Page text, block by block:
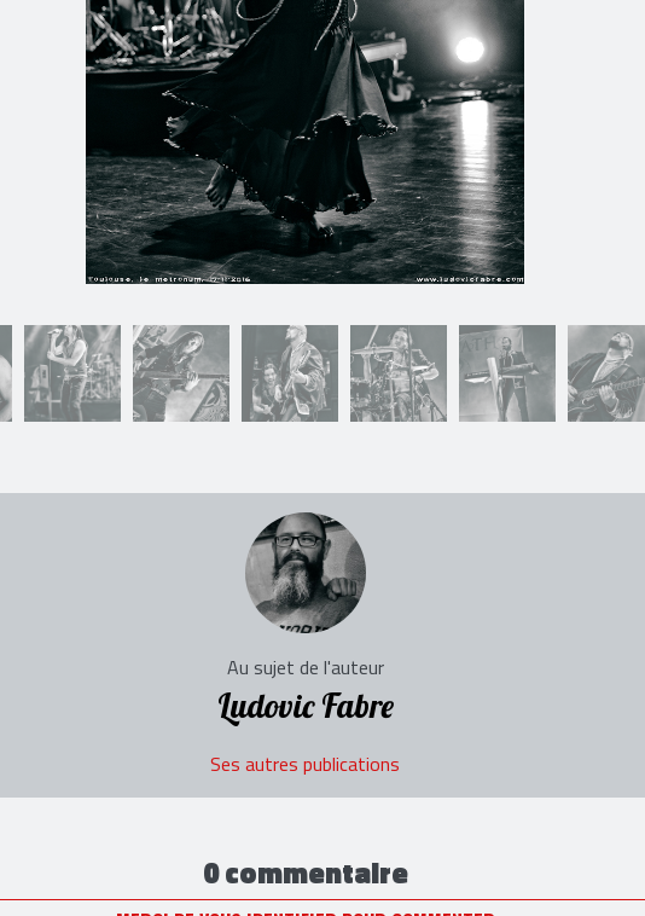
Au sujet de l'auteur
Ludovic Fabre
Ses autres publications
0 commentaire